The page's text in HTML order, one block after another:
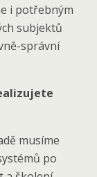
i potřebným
subjektů
správní
musíme
po